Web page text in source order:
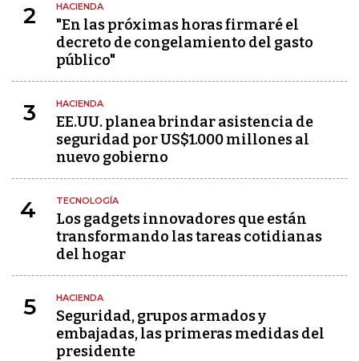
2 HACIENDA
"En las próximas horas firmaré el
decreto de congelamiento del gasto
público"
3 HACIENDA
EE.UU. planea brindar asistencia de
seguridad por US$1.000 millones al
nuevo gobierno
4 TECNOLOGÍA
Los gadgets innovadores que están
transformando las tareas cotidianas
del hogar
5 HACIENDA
Seguridad, grupos armados y
embajadas, las primeras medidas del
presidente